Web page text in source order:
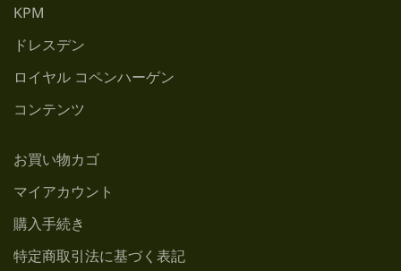
KPM
ドレスデン
ロイヤル コペンハーゲン
コンテンツ
お買い物カゴ
マイアカウント
購入手続き
特定商取引法に基づく表記